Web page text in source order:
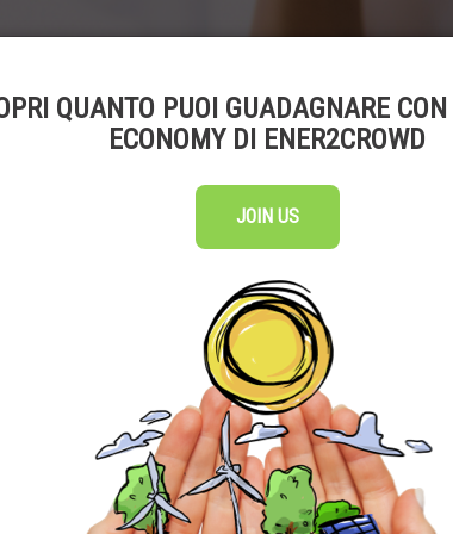
INVESTI PERCHÉ
Come funziona
QUANTO PUOI GUADAGNARE CON
ECONOMY DI ENER2CROWD
JOIN US